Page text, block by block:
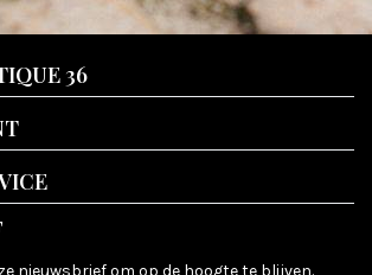
36